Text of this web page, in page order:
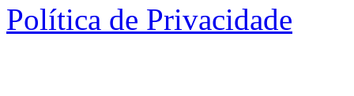
Política de Privacidade